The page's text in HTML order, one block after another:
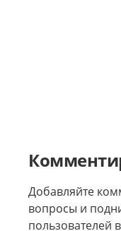
Добавляйте
вопросы и
пользователей